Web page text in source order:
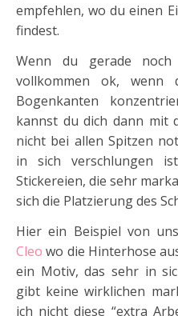
empfehlen, wo du einen
findest.
Wenn du gerade
vollkommen ok,
Bogenkanten
kannst du dich dann mit
nicht bei allen Spitzen
in sich verschlungen
Stickereien, die sehr
sich die Platzierung des
Hier ein Beispiel von
Cleo wo die Hinterhose
ein Motiv, das sehr in
gibt keine wirklichen
ich nicht diese “extra